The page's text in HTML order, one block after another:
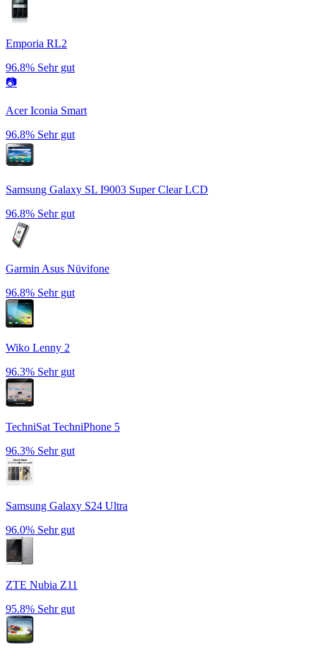
Emporia RL2
96.8% Sehr gut
📷
Acer Iconia Smart
96.8% Sehr gut
Samsung Galaxy SL I9003 Super Clear LCD
96.8% Sehr gut
Garmin Asus Nüvifone
96.8% Sehr gut
Wiko Lenny 2
96.3% Sehr gut
TechniSat TechniPhone 5
96.3% Sehr gut
Samsung Galaxy S24 Ultra
96.0% Sehr gut
ZTE Nubia Z11
95.8% Sehr gut